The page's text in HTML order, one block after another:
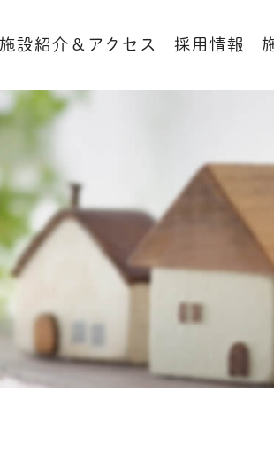
施設紹介＆アクセス 採用情報